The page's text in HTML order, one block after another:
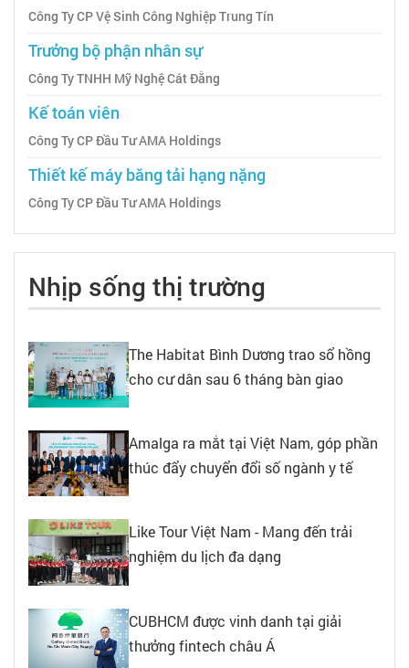
Công Ty CP Vệ Sinh Công Nghiệp Trung Tín
Trưởng bộ phận nhân sự
Công Ty TNHH Mỹ Nghệ Cát Đằng
Kế toán viên
Công Ty CP Đầu Tư AMA Holdings
Thiết kế máy băng tải hạng nặng
Công Ty CP Đầu Tư AMA Holdings
Nhịp sống thị trường
The Habitat Bình Dương trao sổ hồng
cho cư dân sau 6 tháng bàn giao
Amalga ra mắt tại Việt Nam, góp phần
thúc đẩy chuyển đổi số ngành y tế
Like Tour Việt Nam - Mang đến trải
nghiệm du lịch đa dạng
CUBHCM được vinh danh tại giải
thưởng fintech châu Á